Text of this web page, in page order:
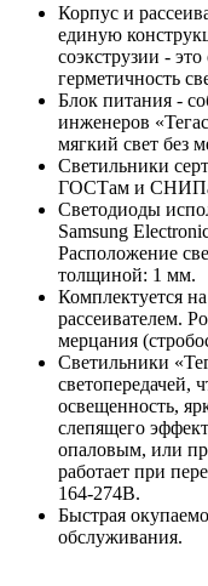
Корпус и
единую
соэкструзии -
герметичность
Блок питания -
инженеров
мягкий свет без
Светильники
ГОСТам и
Светодиоды
Samsung
Расположение
толщиной: 1 мм.
Комплектуется
рассеивателем.
мерцания
Светильники
светопередачей,
освещенность,
слепящего
опаловым, или
работает при
164-274В.
Быстрая
обслуживания.